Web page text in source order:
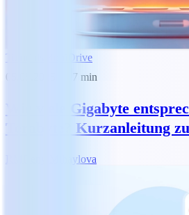
Tutorials
MobiDrive
05.05.2025
7 min
Wie viele Gigabyte
Terabyte? Kurzanleitung
Reny Mihaylova